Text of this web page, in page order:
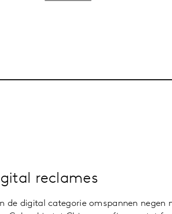
reclames
de digital categorie omspannen negen